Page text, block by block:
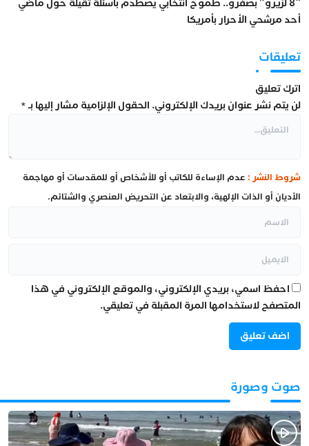
“8 لزيرو” بصفرو.. طموح انتخابي يصطدم بأسئلة ثقيلة حول ماضي
أحد مرشحي الأحرار بأمريكا
تعليقات
اترك تعليق
لن يتم نشر عنوان بريدك الإلكتروني. الحقول الإلزامية مشار إليها بـ*
شروط النشر : عدم الإساءة للكاتب أو للأشخاص أو للمقدسات أو مهاجمة
الأديان أو الذات الإلهية، والابتعاد عن التحريض العنصري والشتائم.
احفظ اسمي، بريدي الإلكتروني، والموقع الإلكتروني في هذا
المتصفح لاستخدامها المرة المقبلة في تعليقي.
صوت وصورة